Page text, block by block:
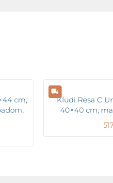
cm,
Kludi Resa C
40×40 cm,